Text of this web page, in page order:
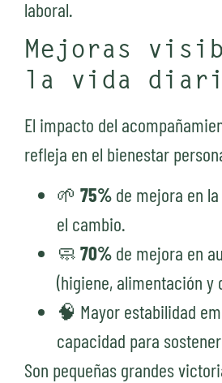
laboral.
Mejoras
la vida
El impacto del
refleja en el bienestar
🌱 75% de mejora en
el cambio.
🧼 70% de mejora en
(higiene, alimentación y
🧠 Mayor estabilidad
capacidad para
Son pequeñas grandes